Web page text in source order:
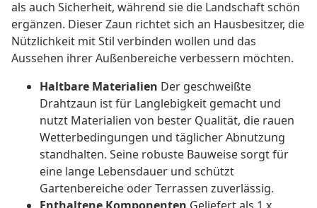
als auch Sicherheit, während sie die Landschaft schön
ergänzen. Dieser Zaun richtet sich an Hausbesitzer, die
Nützlichkeit mit Stil verbinden wollen und das
Aussehen ihrer Außenbereiche verbessern möchten.
Haltbare Materialien Der geschweißte
Drahtzaun ist für Langlebigkeit gemacht und
nutzt Materialien von bester Qualität, die rauen
Wetterbedingungen und täglicher Abnutzung
standhalten. Seine robuste Bauweise sorgt für
eine lange Lebensdauer und schützt
Gartenbereiche oder Terrassen zuverlässig.